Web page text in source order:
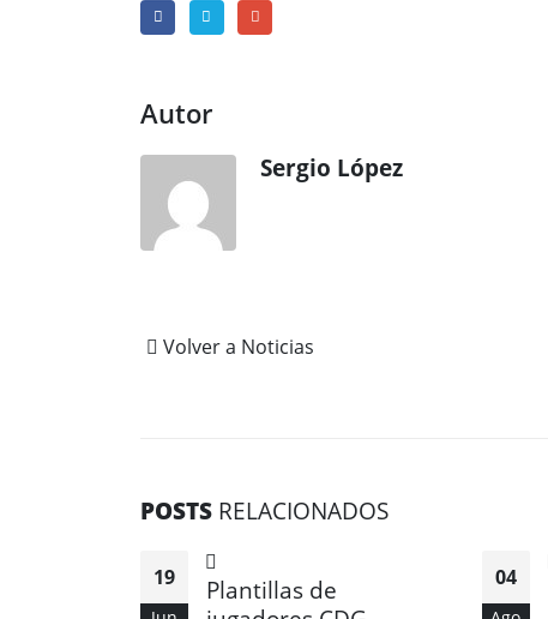
Autor
Sergio López
Volver a Noticias
POSTS RELACIONADOS
19
Plantillas de
04